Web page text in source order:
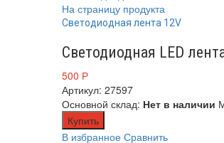
На страницу продукта
Светодиодная лента 12V
Cветодиодная LED
500 Р
Артикул: 27597
Основной склад: Нет в наличии
Купить
В избранное Сравнить